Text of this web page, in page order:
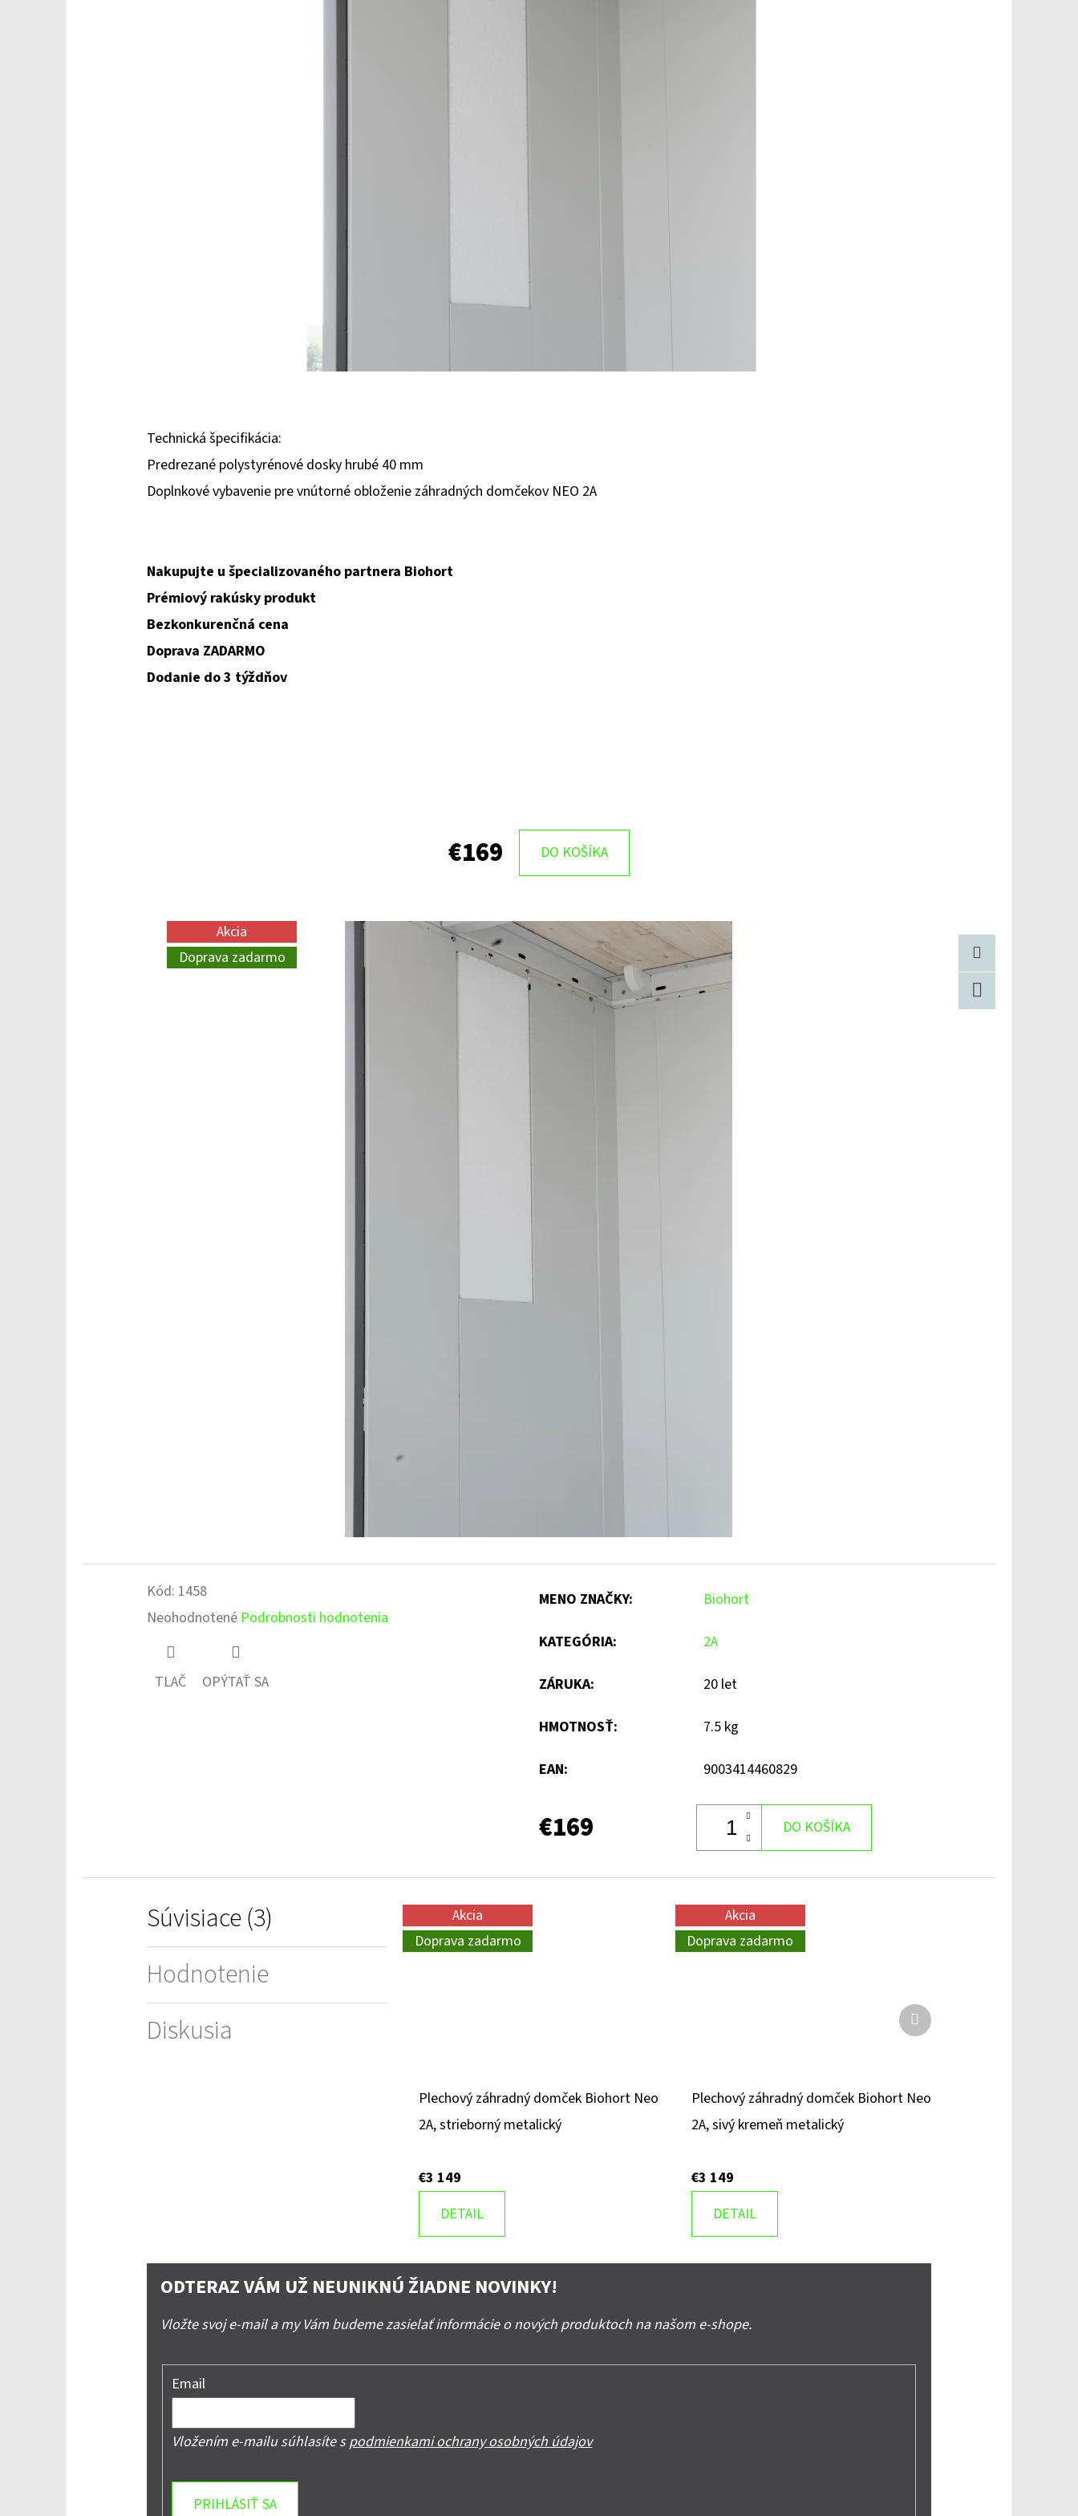
Technická špecifikácia:
Predrezané polystyrénové dosky hrubé 40 mm
Doplnkové vybavenie pre vnútorné obloženie záhradných domčekov NEO 2A
Nakupujte u špecializovaného partnera Biohort
Prémiový rakúsky produkt
Bezkonkurenčná cena
Doprava ZADARMO
Dodanie do 3 týždňov
€169 DO KOŠÍKA
Akcia
Doprava zadarmo
Pinterest
Kód: 1458
Priemerné
hodnotenie
produktu
Neohodnotené Podrobnosti hodnotenia
TLAČ OPÝTAŤ SA
MENO ZNAČKY: Biohort
KATEGÓRIA: 2A
ZÁRUKA: 20 let
HMOTNOSŤ: 7.5 kg
EAN: 9003414460829
€169 DO KOŠÍKA
Súvisiace (3)
Hodnotenie
Diskusia
Akcia
Doprava zadarmo
Plechový záhradný domček Biohort Neo
2A, strieborný metalický
€3 149
DETAIL
Akcia
Doprava zadarmo
Plechový záhradný domček Biohort Neo
2A, sivý kremeň metalický
€3 149
DETAIL
Ďalší
ODTERAZ VÁM UŽ NEUNIKNÚ ŽIADNE NOVINKY!
Vložte svoj e-mail a my Vám budeme zasielať informácie o nových produktoch na našom e-shope.
Email
Vložením e-mailu súhlasíte spodmienkami ochrany osobných údajov
PRIHLÁSIŤ SA